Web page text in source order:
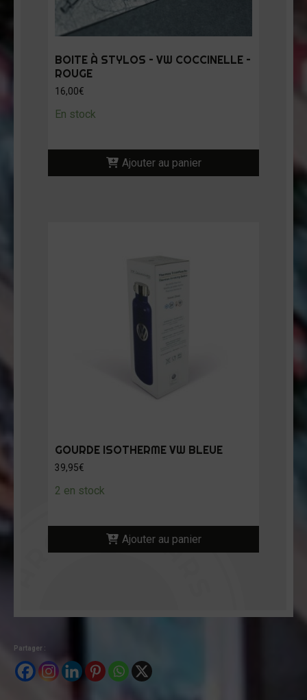
BOITE À STYLOS – VW COCCINELLE –
ROUGE
16,00€
En stock
Ajouter au panier
GOURDE ISOTHERME VW BLEUE
39,95€
2 en stock
Ajouter au panier
Partager :